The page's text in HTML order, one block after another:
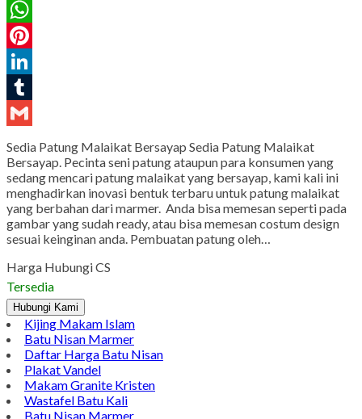
Twitter
WhatsApp
Pinterest
LinkedIn
Tumblr
Sedia Patung Malaikat Bersayap Sedia Patung Malaikat
Bersayap. Pecinta seni patung ataupun para konsumen yang
sedang mencari patung malaikat yang bersayap, kami kali ini
menghadirkan inovasi bentuk terbaru untuk patung malaikat
yang berbahan dari marmer. Anda bisa memesan seperti pada
gambar yang sudah ready, atau bisa memesan costum design
sesuai keinginan anda. Pembuatan patung oleh…
Harga Hubungi CS
Tersedia
Hubungi Kami
Kijing Makam Islam
Batu Nisan Marmer
Daftar Harga Batu Nisan
Plakat Vandel
Makam Granite Kristen
Wastafel Batu Kali
Batu Nisan Marmer